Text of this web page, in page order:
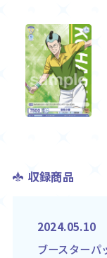
収録商品
2024.05.10
ブースターパ